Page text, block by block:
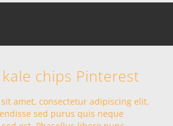
chips Pinterest
amet, consectetur adipiscing elit.
sed purus quis neque